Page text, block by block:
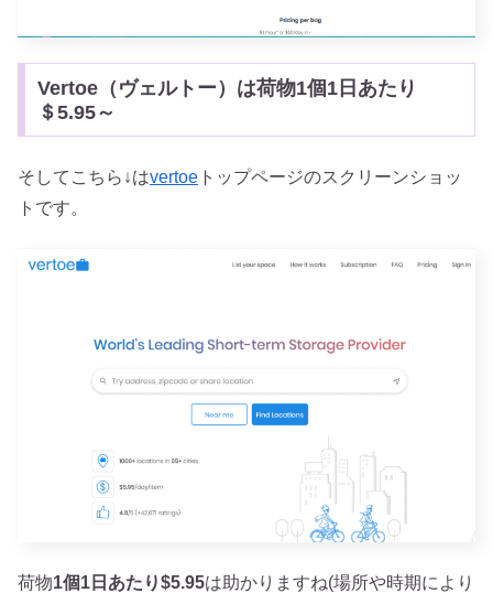
Vertoe（ヴェルトー）は荷物1個1日あたり
＄5.95～
そしてこちら↓はvertoe トップページのスクリーンショッ
トです。
荷物1個1日あたり$5.95は助かりますね(場所や時期により